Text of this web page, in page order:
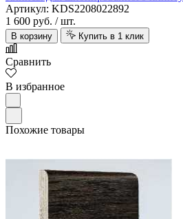
Артикул: KDS2208022892
1 600 руб. / шт.
В корзину Купить в 1 клик
Сравнить
В избранное
Похожие товары